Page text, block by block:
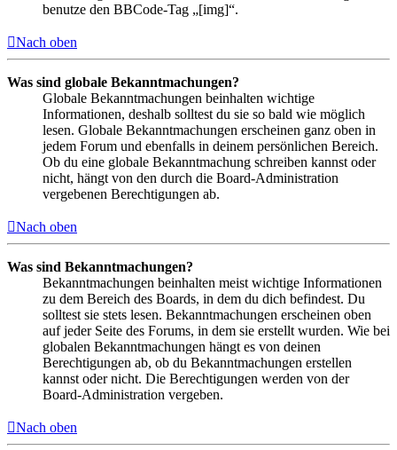
benutze den BBCode-Tag „[img]“.
Nach oben
Was sind globale Bekanntmachungen?
Globale Bekanntmachungen beinhalten wichtige
Informationen, deshalb solltest du sie so bald wie möglich
lesen. Globale Bekanntmachungen erscheinen ganz oben in
jedem Forum und ebenfalls in deinem persönlichen Bereich.
Ob du eine globale Bekanntmachung schreiben kannst oder
nicht, hängt von den durch die Board-Administration
vergebenen Berechtigungen ab.
Nach oben
Was sind Bekanntmachungen?
Bekanntmachungen beinhalten meist wichtige Informationen
zu dem Bereich des Boards, in dem du dich befindest. Du
solltest sie stets lesen. Bekanntmachungen erscheinen oben
auf jeder Seite des Forums, in dem sie erstellt wurden. Wie bei
globalen Bekanntmachungen hängt es von deinen
Berechtigungen ab, ob du Bekanntmachungen erstellen
kannst oder nicht. Die Berechtigungen werden von der
Board-Administration vergeben.
Nach oben